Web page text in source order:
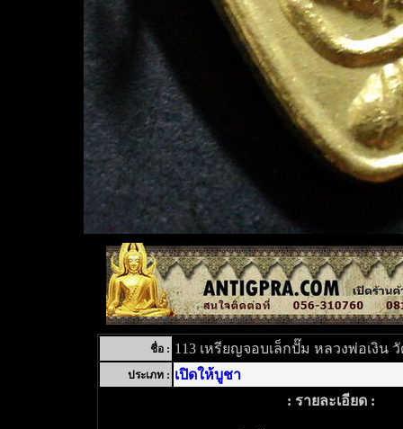
ชื่อ : 113 เหรียญจอบเล็กปั๊ม หลวงพ่อเงิน
ประเภท : เปิดให้บูชา
: รายละเอียด :